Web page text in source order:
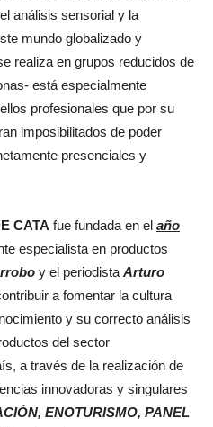
análisis sensorial y la
mundo globalizado y
realiza en grupos reducidos de
está especialmente
profesionales que por su
imposibilitados de poder
presenciales y
CATA fue fundada en el año
especialista en productos
y el periodista Arturo
a fomentar la cultura
y su correcto análisis
del sector
a través de la realización de
innovadoras y singulares
ENOTURISMO, PANEL